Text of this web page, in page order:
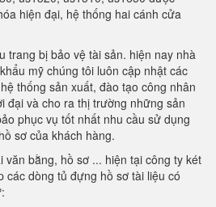
hiện đại, hệ thống hai cánh cửa
trang bị bảo vệ tài sản. hiện nay nhà
mỹ chúng tôi luôn cập nhật các
thống sản xuất, đào tạo công nhân
đại và cho ra thị trường những sản
phục vụ tốt nhất nhu cầu sử dụng
sơ của khách hàng.
bằng, hồ sơ ... hiện tại công ty két
các dòng tủ đựng hồ sơ tài liệu có